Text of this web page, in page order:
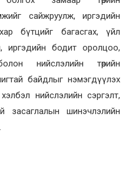
сайжруулж, иргэдийн
бүтцийг багасгах, үйл
иргэдийн бодит оролцоо,
нийслэлийн төрийн
байдлыг нэмэгдүүлэх
хэлбэл нийслэлийн сэргэлт,
засаглалын шинэчлэлийн